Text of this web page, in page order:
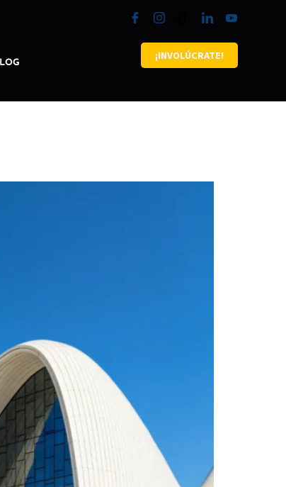
¡INVOLÚCRATE!